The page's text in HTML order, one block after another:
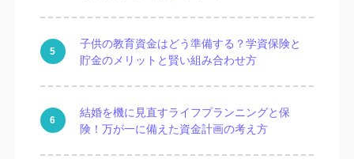
子供の教育資金はどう準備する？学資保険と
貯金のメリットと賢い組み合わせ方
結婚を機に見直すライフプランニングと保
険！万が一に備えた資金計画の考え方